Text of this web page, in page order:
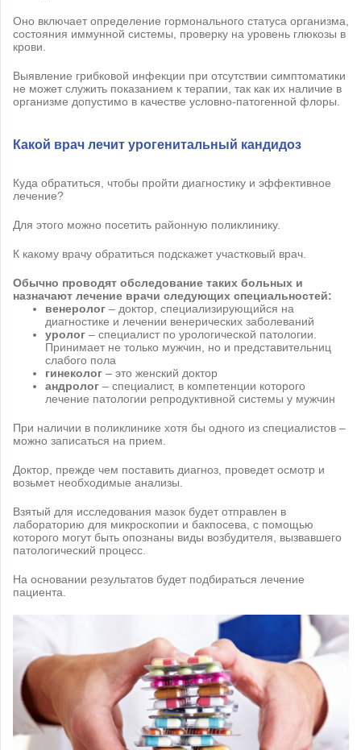
Оно включает определение гормонального статуса организма,
состояния иммунной системы, проверку на уровень глюкозы в
крови.
Выявление грибковой инфекции при отсутствии симптоматики
не может служить показанием к терапии, так как их наличие в
организме допустимо в качестве условно-патогенной флоры.
Какой врач лечит урогенитальный кандидоз
Куда обратиться, чтобы пройти диагностику и эффективное
лечение?
Для этого можно посетить районную поликлинику.
К какому врачу обратиться подскажет участковый врач.
Обычно проводят обследование таких больных и
назначают лечение врачи следующих специальностей:
венеролог – доктор, специализирующийся на
диагностике и лечении венерических заболеваний
уролог – специалист по урологической патологии.
Принимает не только мужчин, но и представительниц
слабого пола
гинеколог – это женский доктор
андролог – специалист, в компетенции которого
лечение патологии репродуктивной системы у мужчин
При наличии в поликлинике хотя бы одного из специалистов –
можно записаться на прием.
Доктор, прежде чем поставить диагноз, проведет осмотр и
возьмет необходимые анализы.
Взятый для исследования мазок будет отправлен в
лабораторию для микроскопии и бакпосева, с помощью
которого могут быть опознаны виды возбудителя, вызвавшего
патологический процесс.
На основании результатов будет подбираться лечение
пациента.